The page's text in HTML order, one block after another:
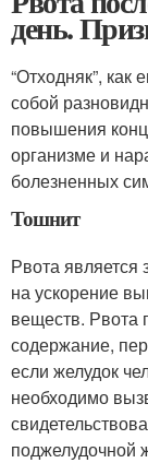
день.
“Отходняк”, как
собой
повышения
организме и
болезненных
Тошнит
Рвота
на ускорение
веществ. Рвота
содержание,
если желудок
необходимо
поджелудочной